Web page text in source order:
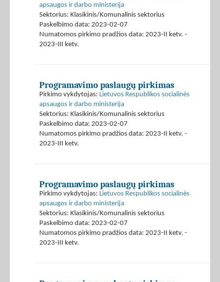
apsaugos ir darbo ministerija
Sektorius: Klasikinis/Komunalinis sektorius
Paskelbimo data: 2023-02-07
Numatomos pirkimo pradžios data: 2023-II ketv. -
2023-III ketv.
Programavimo paslaugų pirkimas
Pirkimo vykdytojas: Lietuvos Respublikos socialinės
apsaugos ir darbo ministerija
Sektorius: Klasikinis/Komunalinis sektorius
Paskelbimo data: 2023-02-07
Numatomos pirkimo pradžios data: 2023-II ketv. -
2023-III ketv.
Programavimo paslaugų pirkimas
Pirkimo vykdytojas: Lietuvos Respublikos socialinės
apsaugos ir darbo ministerija
Sektorius: Klasikinis/Komunalinis sektorius
Paskelbimo data: 2023-02-07
Numatomos pirkimo pradžios data: 2023-II ketv. -
2023-III ketv.